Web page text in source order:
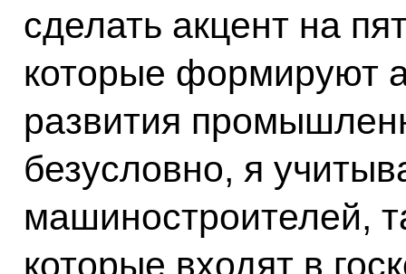
сделать акцент на
которые формируют
развития
безусловно, я
машиностроителей,
которые входят в